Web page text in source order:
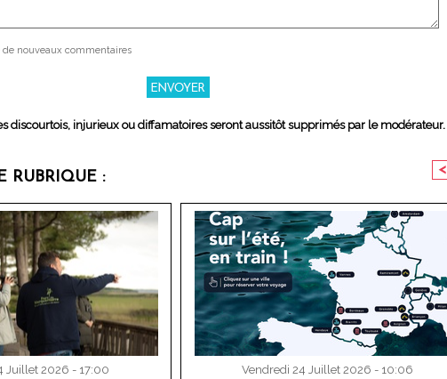
de nouveaux commentaires
discourtois, injurieux ou diffamatoires seront aussitôt supprimés par le modérateur.
RUBRIQUE : <
Juillet 2026 - 17:00 Vendredi 24 Juillet 2026 - 10:06